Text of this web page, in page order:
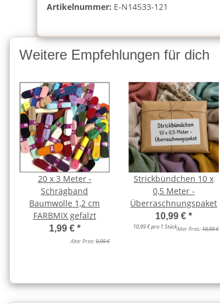
Artikelnummer: E-N14533-121
Weitere Empfehlungen für dich
20 x 3 Meter -
Schrägband
Baumwolle 1,2 cm
FARBMIX gefalzt
1,99 € *
Alter Preis:9,99 €
Strickbündchen 10 x
0,5 Meter -
Überraschnungspaket
10,99 €*
10,99 € pro 1 StückAlter Preis:19,99 €